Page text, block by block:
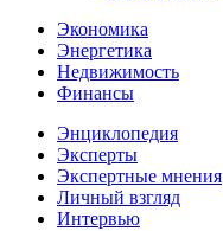
Экономика
Энергетика
Недвижимость
Финансы
Энциклопедия
Эксперты
Экспертные мнения
Личный взгляд
Интервью